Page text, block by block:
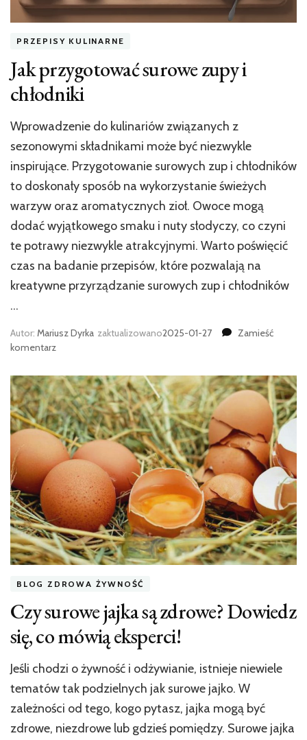
PRZEPISY KULINARNE
Jak przygotować surowe zupy i
chłodniki
Wprowadzenie do kulinariów związanych z
sezonowymi składnikami może być niezwykle
inspirujące. Przygotowanie surowych zup i chłodników
to doskonały sposób na wykorzystanie świeżych
warzyw oraz aromatycznych zioł. Owoce mogą
dodać wyjątkowego smaku i nuty słodyczy, co czyni
te potrawy niezwykle atrakcyjnymi. Warto poświęcić
czas na badanie przepisów, które pozwalają na
kreatywne przyrządzanie surowych zup i chłodników
…
Autor: Mariusz Dyrka zaktualizowano2025-01-27
Zamieść
komentarzwe
Jak
przygotować
surowe
zupy
i
chłodniki
BLOG ZDROWA ŻYWNOŚĆ
Czy surowe jajka są zdrowe? Dowiedz
się, co mówią eksperci!
Jeśli chodzi o żywność i odżywianie, istnieje niewiele
tematów tak podzielnych jak surowe jajko. W
zależności od tego, kogo pytasz, jajka mogą być
zdrowe, niezdrowe lub gdzieś pomiędzy. Surowe jajka